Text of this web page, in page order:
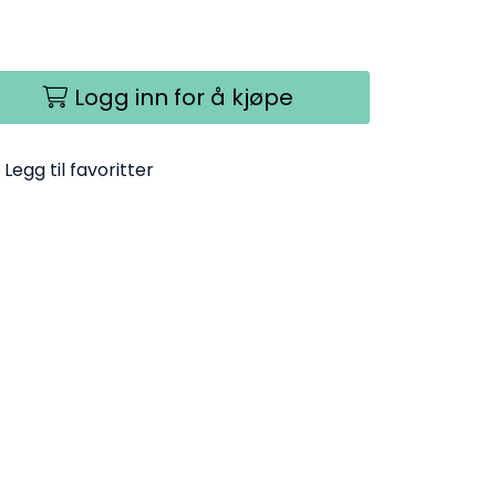
Logg inn for å kjøpe
Legg til favoritter